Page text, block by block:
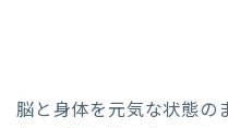
脳と身体を元気な状態の